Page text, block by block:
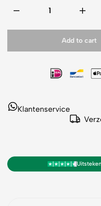
Add to cart
Klantenservice